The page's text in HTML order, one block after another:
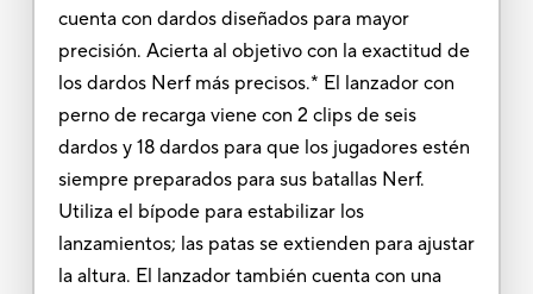
cuenta con dardos diseñados para mayor
precisión. Acierta al objetivo con la exactitud de
los dardos Nerf más precisos.* El lanzador con
perno de recarga viene con 2 clips de seis
dardos y 18 dardos para que los jugadores estén
siempre preparados para sus batallas Nerf.
Utiliza el bípode para estabilizar los
lanzamientos; las patas se extienden para ajustar
la altura. El lanzador también cuenta con una